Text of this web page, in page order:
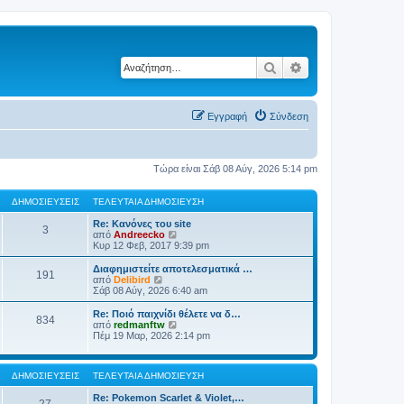
Αναζήτηση
Σύνδεση
Εγγραφή
Τώρα είναι Σάβ 08 Αύγ, 2026 5:14 pm
ΔΗΜΟΣΙΕΎΣΕΙΣ ΤΕΛΕΥΤΑΊΑ ΔΗΜΟΣΊΕΥΣΗ
3
Re: Κανόνες του site
από Andreecko
ρ
ο
β
λ
τ
η
ς
τ
ε
λ
ε
υ
τ
Κυρ 12 Φεβ, 2017 9:39 pm
191
Διαφημιστείτε αποτελεσματικά …
από Delibird
ρ
ο
β
ο
λ
τ
η
ς
τ
ε
Σάβ 08 Αύγ, 2026 6:40 am
834
Re: Ποιό παιχνίδι θέλετε να δ…
από redmanftw
ρ
β
ο
λ
ή
τ
Πέμ 19 Μαρ, 2026 2:14 pm
ΔΗΜΟΣΙΕΎΣΕΙΣ ΤΕΛΕΥΤΑΊΑ ΔΗΜΟΣΊΕΥΣΗ
Re: Pokemon Scarlet & Violet,…